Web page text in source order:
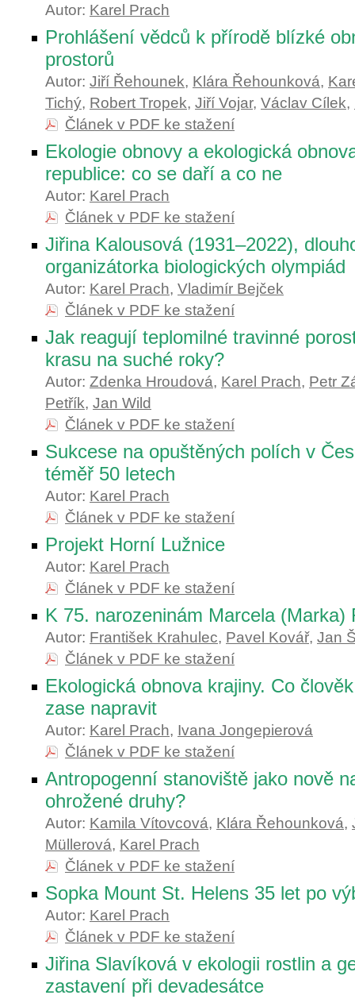
Autor: Karel Prach
Prohlášení vědců k přírodě blízké
prostorů
Autor: Jiří Řehounek, Klára Řehounková,
Tichý, Robert Tropek, Jiří Vojar, Václav Cílek,
Článek v PDF ke stažení
Ekologie obnovy a ekologická
republice: co se daří a co ne
Autor: Karel Prach
Článek v PDF ke stažení
Jiřina Kalousová (1931–2022),
organizátorka biologických olympiád
Autor: Karel Prach, Vladimír Bejček
Článek v PDF ke stažení
Jak reagují teplomilné travinné
krasu na suché roky?
Autor: Zdenka Hroudová, Karel Prach, Petr
Petřík, Jan Wild
Článek v PDF ke stažení
Sukcese na opuštěných polích v
téměř 50 letech
Autor: Karel Prach
Článek v PDF ke stažení
Projekt Horní Lužnice
Autor: Karel Prach
Článek v PDF ke stažení
K 75. narozeninám Marcela (Marka)
Autor: František Krahulec, Pavel Kovář, Jan
Článek v PDF ke stažení
Ekologická obnova krajiny. Co
zase napravit
Autor: Karel Prach, Ivana Jongepierová
Článek v PDF ke stažení
Antropogenní stanoviště jako nově
ohrožené druhy?
Autor: Kamila Vítovcová, Klára Řehounková,
Müllerová, Karel Prach
Článek v PDF ke stažení
Sopka Mount St. Helens 35 let po
Autor: Karel Prach
Článek v PDF ke stažení
Jiřina Slavíková v ekologii rostlin a
zastavení při devadesátce